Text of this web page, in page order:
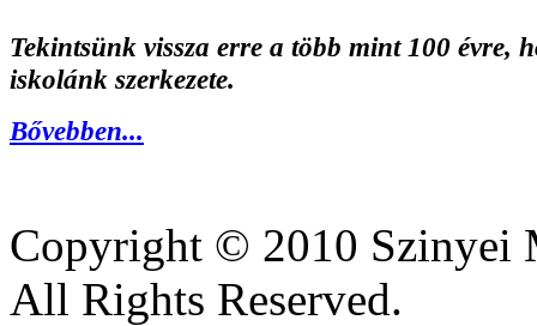
Tekintsünk vissza erre a több mint 100 évre,
iskolánk szerkezete.
Bővebben...
Copyright © 2010 Szinyei
All Rights Reserved.